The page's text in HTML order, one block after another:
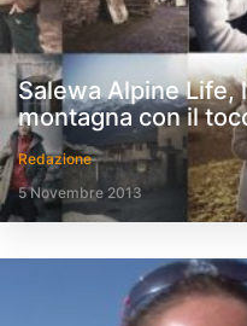
Salewa Alpine Life,
montagna con il
Redazione
5 Novembre 2013